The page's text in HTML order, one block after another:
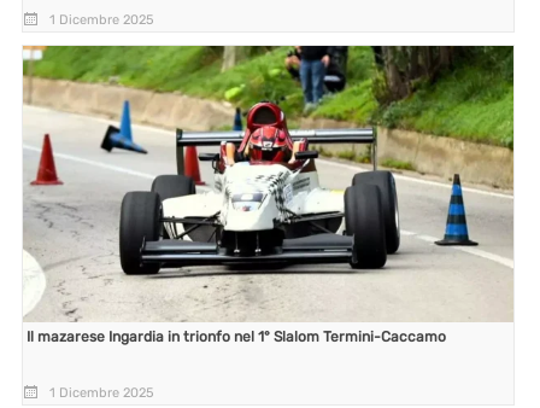
1 Dicembre 2025
Il mazarese Ingardia in trionfo nel 1° Slalom Termini-Caccamo
1 Dicembre 2025